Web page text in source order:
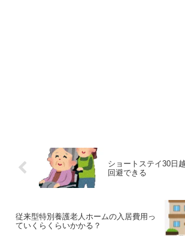
ショートステイ30日
回避できる
従来型特別養護老人ホームの入居費用っ
ていくらくらいかかる？